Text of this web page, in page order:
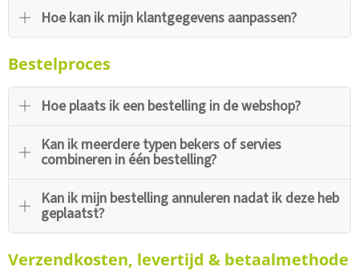
Hoe kan ik mijn klantgegevens aanpassen?
Bestelproces
Hoe plaats ik een bestelling in de webshop?
Kan ik meerdere typen bekers of servies
combineren in één bestelling?
Kan ik mijn bestelling annuleren nadat ik deze heb
geplaatst?
Verzendkosten, levertijd & betaalmethode